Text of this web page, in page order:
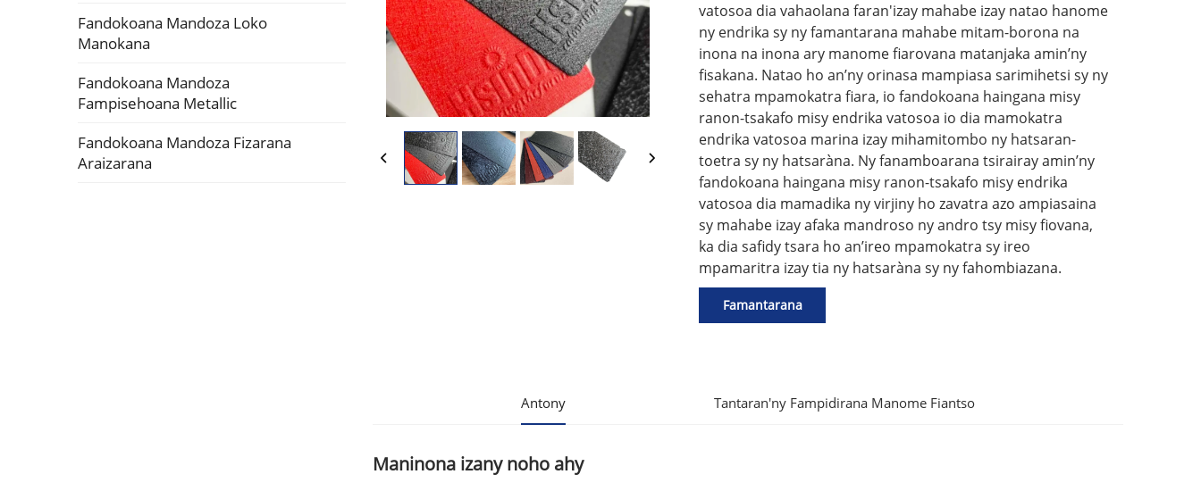
Fandokoana Mandoza Loko
Manokana
Fandokoana Mandoza
Fampisehoana Metallic
Fandokoana Mandoza Fizarana
Araizarana
vatosoa dia vahaolana faran'izay mahabe izay natao hanome
ny endrika sy ny famantarana mahabe mitam-borona na
inona na inona ary manome fiarovana matanjaka amin’ny
fisakana. Natao ho an’ny orinasa mampiasa sarimihetsi sy ny
sehatra mpamokatra fiara, io fandokoana haingana misy
ranon-tsakafo misy endrika vatosoa io dia mamokatra
endrika vatosoa marina izay mihamitombo ny hatsaran-
toetra sy ny hatsaràna. Ny fanamboarana tsirairay amin’ny
fandokoana haingana misy ranon-tsakafo misy endrika
vatosoa dia mamadika ny virjiny ho zavatra azo ampiasaina
sy mahabe izay afaka mandroso ny andro tsy misy fiovana,
ka dia safidy tsara ho an’ireo mpamokatra sy ireo
mpamaritra izay tia ny hatsaràna sy ny fahombiazana.
Famantarana
Antony Tantaran'ny Fampidirana Manome Fiantso
Maninona izany noho ahy